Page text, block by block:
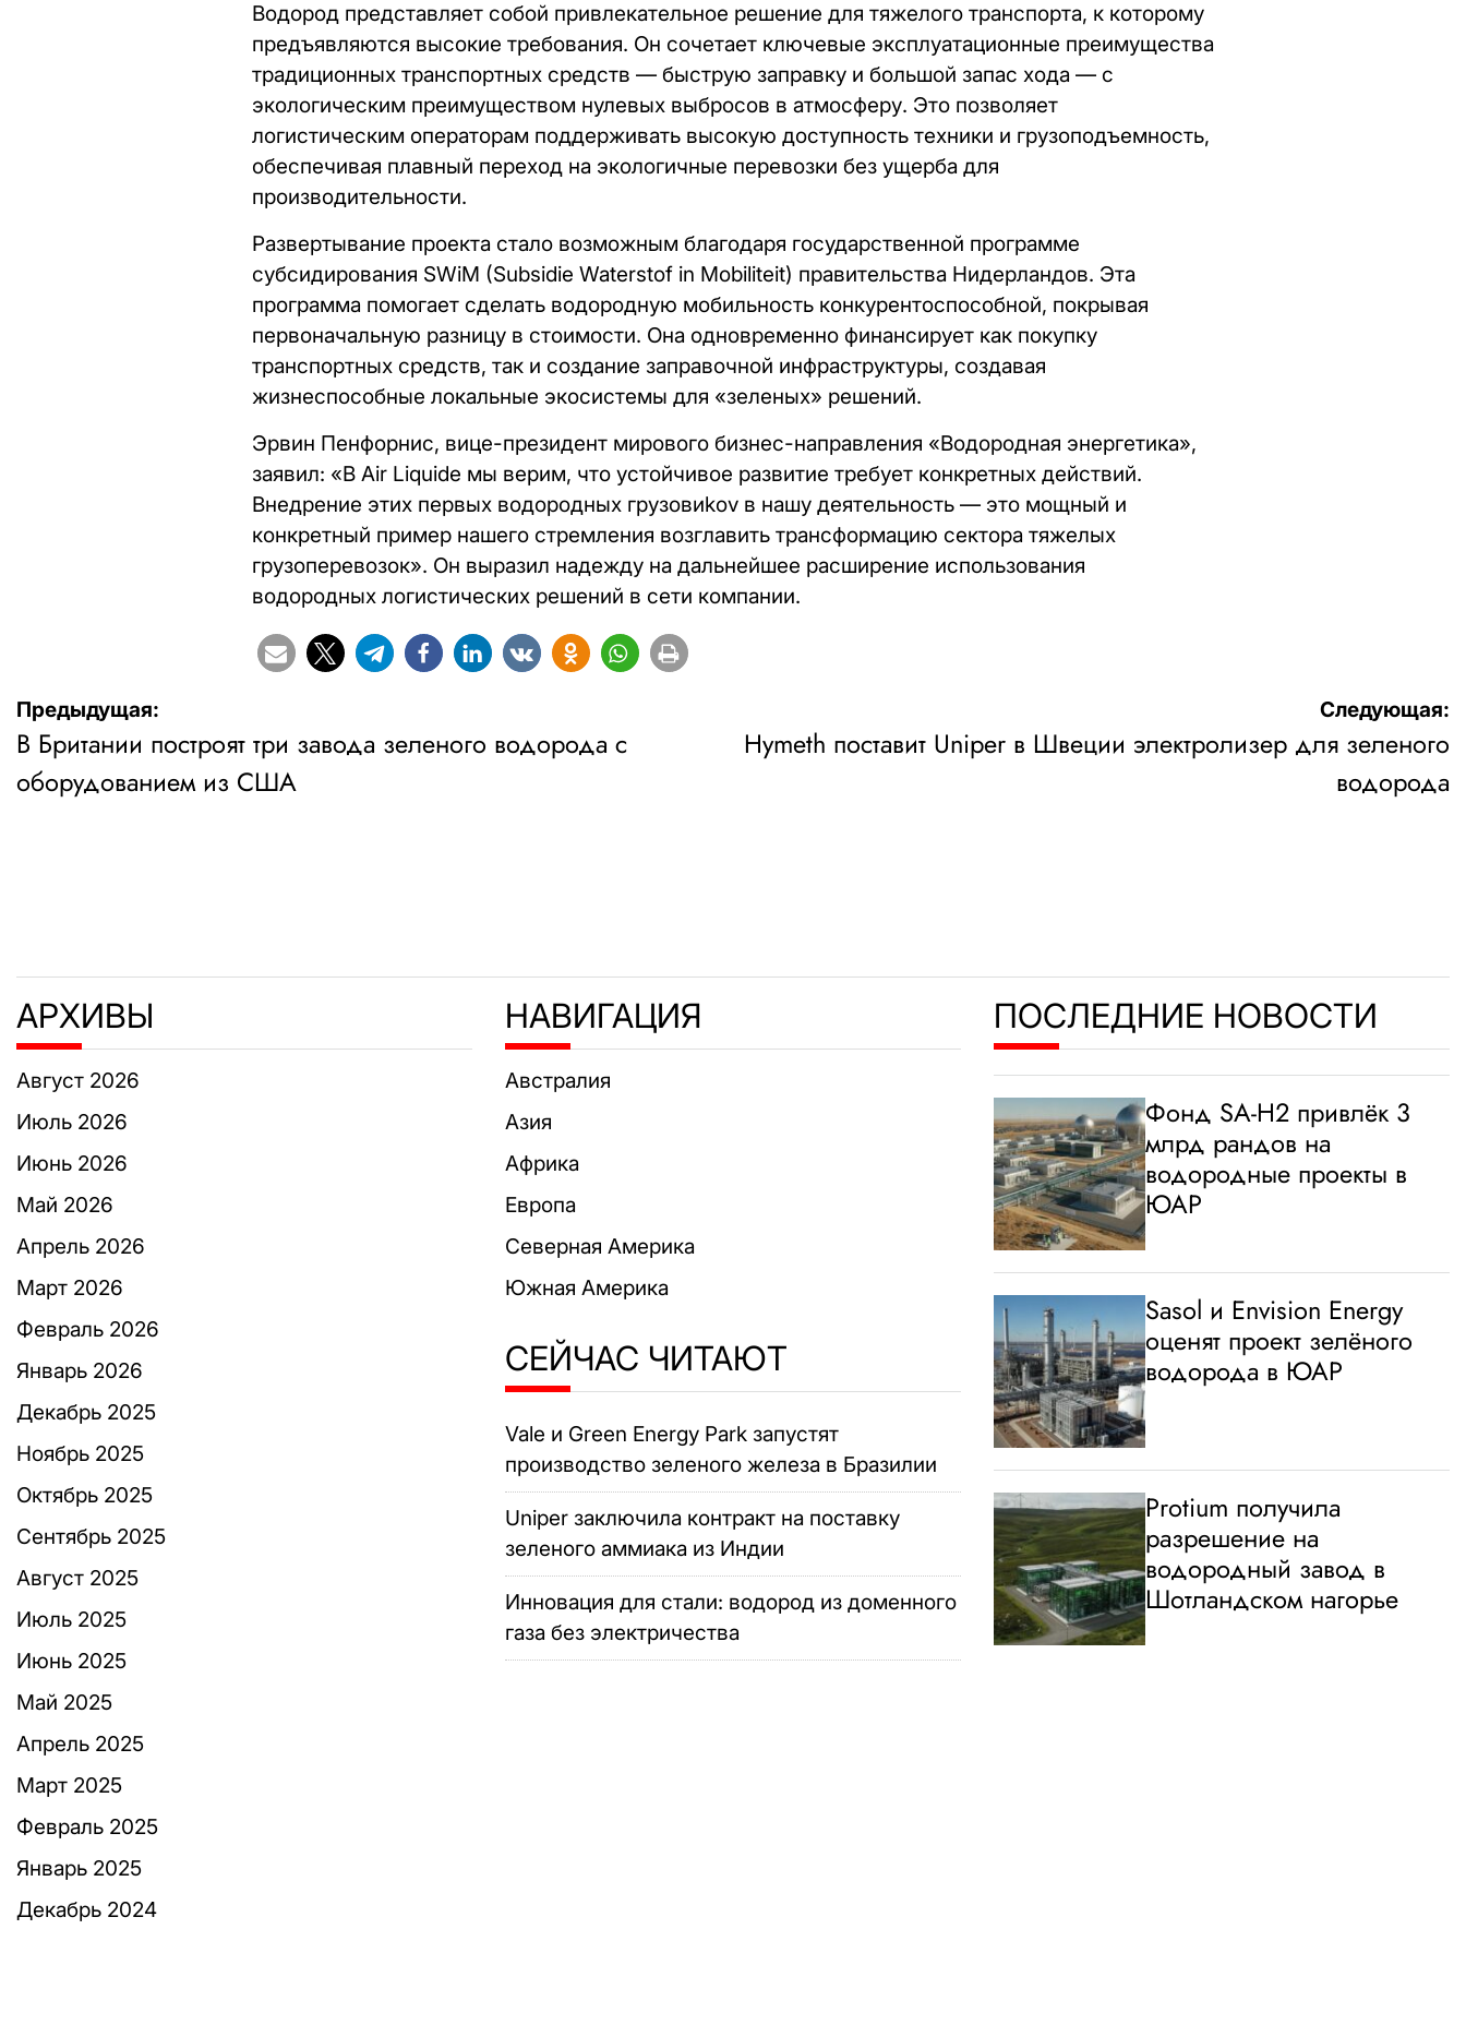
Водород представляет собой привлекательное решение для тяжелого транспорта, к которому
предъявляются высокие требования. Он сочетает ключевые эксплуатационные преимущества
традиционных транспортных средств — быструю заправку и большой запас хода — с
экологическим преимуществом нулевых выбросов в атмосферу. Это позволяет
логистическим операторам поддерживать высокую доступность техники и грузоподъемность,
обеспечивая плавный переход на экологичные перевозки без ущерба для
производительности.
Развертывание проекта стало возможным благодаря государственной программе
субсидирования SWiM (Subsidie Waterstof in Mobiliteit) правительства Нидерландов. Эта
программа помогает сделать водородную мобильность конкурентоспособной, покрывая
первоначальную разницу в стоимости. Она одновременно финансирует как покупку
транспортных средств, так и создание заправочной инфраструктуры, создавая
жизнеспособные локальные экосистемы для «зеленых» решений.
Эрвин Пенфорнис, вице-президент мирового бизнес-направления «Водородная энергетика»,
заявил: «В Air Liquide мы верим, что устойчивое развитие требует конкретных действий.
Внедрение этих первых водородных грузовиkov в нашу деятельность — это мощный и
конкретный пример нашего стремления возглавить трансформацию сектора тяжелых
грузоперевозок». Он выразил надежду на дальнейшее расширение использования
водородных логистических решений в сети компании.
Навигация
по
записям
Предыдущая:
В Британии построят три завода зеленого водорода с
оборудованием из США
Следующая:
Hymeth поставит Uniper в Швеции электролизер для зеленого
водорода
АРХИВЫ
Август 2026
Июль 2026
Июнь 2026
Май 2026
Апрель 2026
Март 2026
Февраль 2026
Январь 2026
Декабрь 2025
Ноябрь 2025
Октябрь 2025
Сентябрь 2025
Август 2025
Июль 2025
Июнь 2025
Май 2025
Апрель 2025
Март 2025
Февраль 2025
Январь 2025
Декабрь 2024
НАВИГАЦИЯ
Австралия
Азия
Африка
Европа
Северная Америка
Южная Америка
СЕЙЧАС ЧИТАЮТ
Vale и Green Energy Park запустят
производство зеленого железа в Бразилии
Uniper заключила контракт на поставку
зеленого аммиака из Индии
Инновация для стали: водород из доменного
газа без электричества
ПОСЛЕДНИЕ НОВОСТИ
Фонд SA-H2 привлёк 3
млрд рандов на
водородные проекты в
ЮАР
Sasol и Envision Energy
оценят проект зелёного
водорода в ЮАР
Protium получила
разрешение на
водородный завод в
Шотландском нагорье